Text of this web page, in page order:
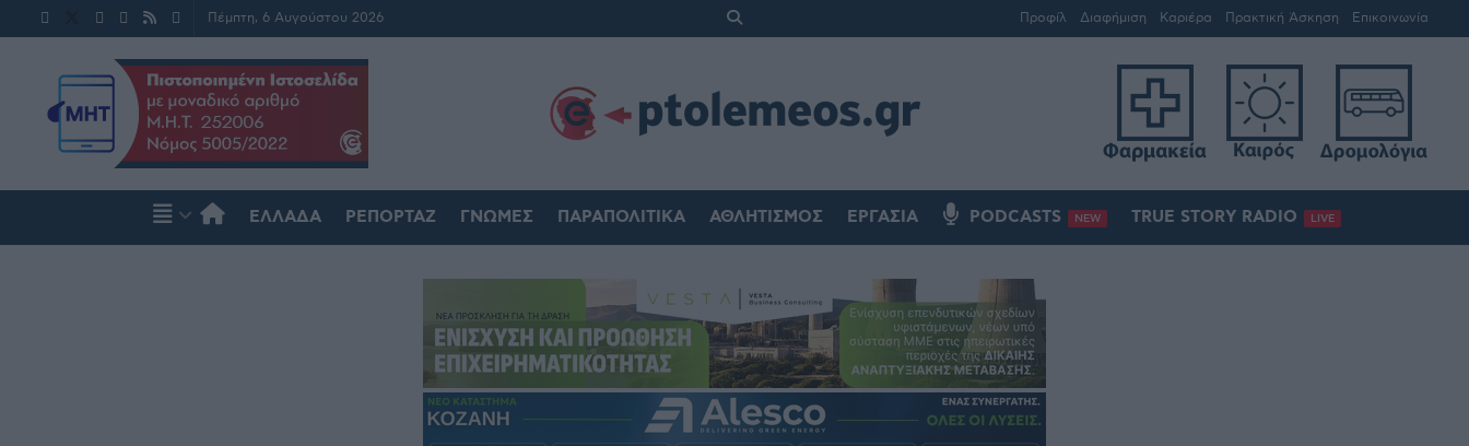
Πέμπτη, 6 Αυγούστου 2026 Προφίλ Διαφήμιση Καριέρα Πρακτική Άσκηση Επικοινωνία
ΕΛΛΆΔΑ ΡΕΠΟΡΤΆΖ ΓΝΏΜΕΣ ΠΑΡΑΠΟΛΙΤΙΚΆ ΑΘΛΗΤΙΣΜΌΣ ΕΡΓΑΣΊΑ PODCASTS NEW TRUE STORY RADIO LIVE